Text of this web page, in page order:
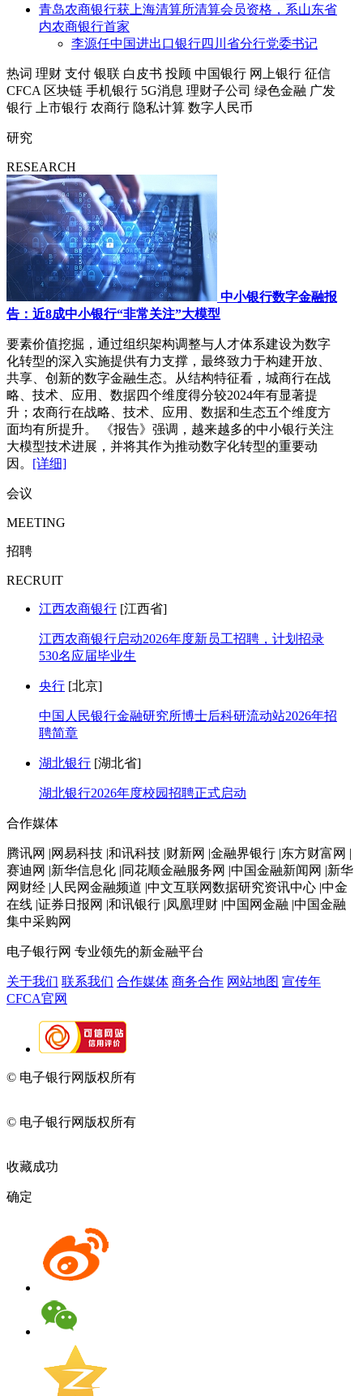
青岛农商银行获上海清算所清算会员资格，系山东省
内农商银行首家
李源任中国进出口银行四川省分行党委书记
热词 理财 支付 银联 白皮书 投顾 中国银行 网上银行 征信
CFCA 区块链 手机银行 5G消息 理财子公司 绿色金融 广发
银行
上市银行 农商行 隐私计算 数字人民币
研究
RESEARCH
中小银行数字金融报
告：近8成中小银行“非常关注”大模型
要素价值挖掘，通过组织架构调整与人才体系建设为数字
化转型的深入实施提供有力支撑，最终致力于构建开放、
共享、创新的数字金融生态。从结构特征看，城商行在战
略、技术、应用、数据四个维度得分较2024年有显著提
升；农商行在战略、技术、应用、数据和生态五个维度方
面均有所提升。 《报告》强调，越来越多的中小银行关注
大模型技术进展，并将其作为推动数字化转型的重要动
因。 [详细]
会议
MEETING
招聘
RECRUIT
江西农商银行 [江西省]
江西农商银行启动2026年度新员工招聘，计划招录
530名应届毕业生
央行 [北京]
中国人民银行金融研究所博士后科研流动站2026年招
聘简章
湖北银行 [湖北省]
湖北银行2026年度校园招聘正式启动
合作媒体
腾讯网 |网易科技 |和讯科技 |财新网 |金融界银行 |东方财富网 |
赛迪网 |新华信息化 |同花顺金融服务网 |中国金融新闻网 |新华
网财经 |人民网金融频道 |中文互联网数据研究资讯中心 |中金
在线 |证券日报网 |和讯银行 |凤凰理财 |中国网金融 |中国金融
集中采购网
电子银行网 专业领先的新金融平台
关于我们 联系我们 合作媒体 商务合作 网站地图 宣传年
CFCA官网
© 电子银行网版权所有
© 电子银行网版权所有
收藏成功
确定